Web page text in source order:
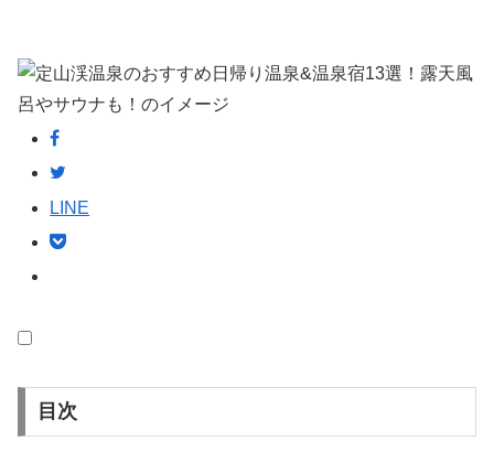
LINE
目次